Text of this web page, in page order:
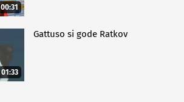
00:31
01:33
Gattuso si gode Ratkov